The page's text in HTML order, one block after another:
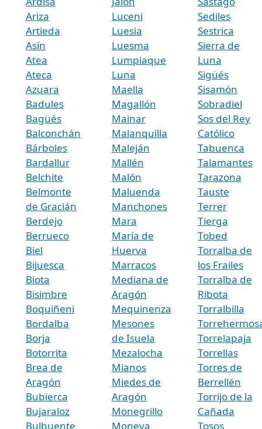
Ariza
Artieda
Asín
Atea
Ateca
Azuara
Badules
Bagüés
Balconchán
Bárboles
Bardallur
Belchite
Belmonte
de Gracián
Berdejo
Berrueco
Biel
Bijuesca
Biota
Bisimbre
Boquiñeni
Bordalba
Borja
Botorrita
Brea de
Aragón
Bubierca
Bujaraloz
Bulbuente
Luceni
Luesia
Luesma
Lumpiaque
Luna
Maella
Magallón
Mainar
Malanquilla
Maleján
Mallén
Malón
Maluenda
Manchones
Mara
María de
Huerva
Marracos
Mediana de
Aragón
Mequinenza
Mesones
de Isuela
Mezalocha
Mianos
Miedes de
Aragón
Monegrillo
Moneva
Sediles
Sestrica
Sierra de
Luna
Sigüés
Sisamón
Sobradiel
Sos del Rey
Católico
Tabuenca
Talamantes
Tarazona
Tauste
Terrer
Tierga
Tobed
Torralba de
los Frailes
Torralba de
Ribota
Torralbilla
Torrelapaja
Torrellas
Torres de
Berrellén
Torrijo de la
Cañada
Tosos